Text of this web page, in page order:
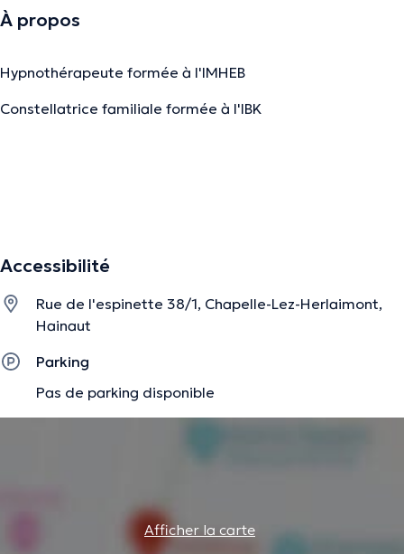
À propos
Hypnothérapeute formée à l'IMHEB
Constellatrice familiale formée à l'IBK
Accessibilité
Rue de l'espinette 38/1, Chapelle-Lez-Herlaimont,
Hainaut
Parking
Pas de parking disponible
Afficher la carte